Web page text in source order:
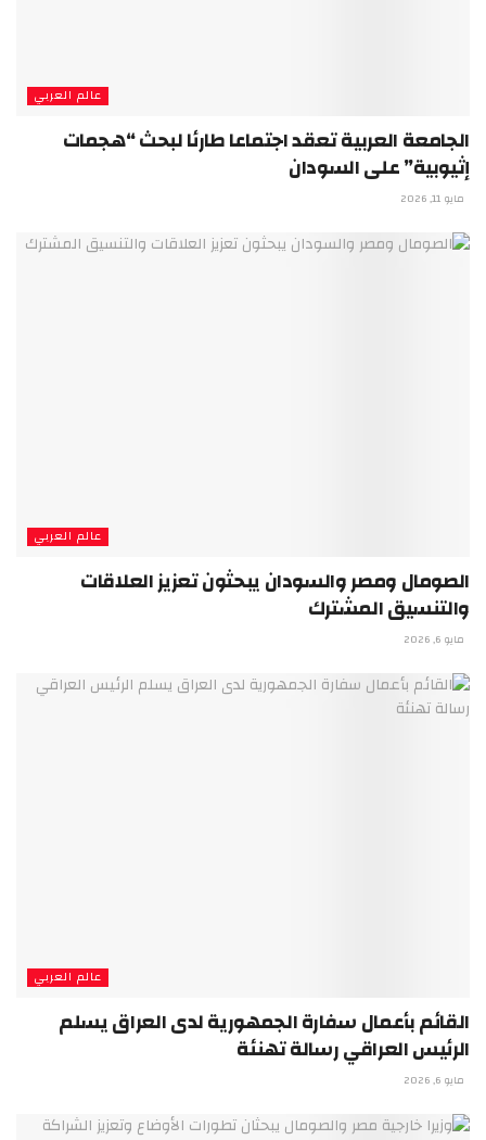
عالم العربي
الجامعة العربية تعقد اجتماعا طارئا لبحث “هجمات
إثيوبية” على السودان
مايو 11, 2026
عالم العربي
الصومال ومصر والسودان يبحثون تعزيز العلاقات
والتنسيق المشترك
مايو 6, 2026
عالم العربي
القائم بأعمال سفارة الجمهورية لدى العراق يسلم
الرئيس العراقي رسالة تهنئة
مايو 6, 2026